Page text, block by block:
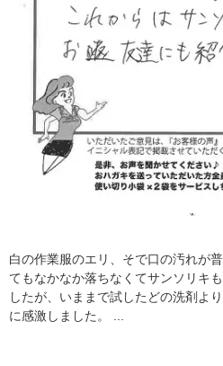
白の作業服のエリ、そで口の汚れが
てもなかなか落ちなくてサンソリキ
したが、いままで試したどの洗剤よ
に感激しました。 ...